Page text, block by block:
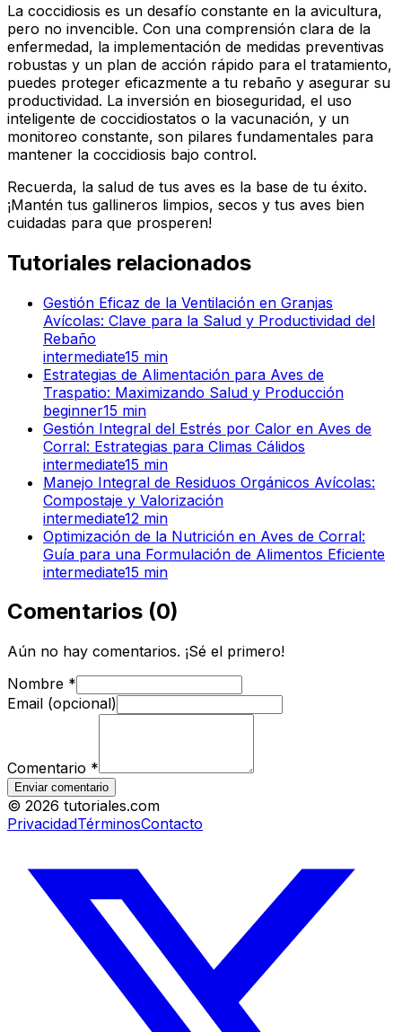
La coccidiosis es un desafío constante en la avicultura,
pero no invencible. Con una comprensión clara de la
enfermedad, la implementación de medidas preventivas
robustas y un plan de acción rápido para el tratamiento,
puedes proteger eficazmente a tu rebaño y asegurar su
productividad. La inversión en bioseguridad, el uso
inteligente de coccidiostatos o la vacunación, y un
monitoreo constante, son pilares fundamentales para
mantener la coccidiosis bajo control.
Recuerda, la salud de tus aves es la base de tu éxito.
¡Mantén tus gallineros limpios, secos y tus aves bien
cuidadas para que prosperen!
Tutoriales relacionados
Gestión Eficaz de la Ventilación en Granjas
Avícolas: Clave para la Salud y Productividad del
Rebaño
intermediate15 min
Estrategias de Alimentación para Aves de
Traspatio: Maximizando Salud y Producción
beginner15 min
Gestión Integral del Estrés por Calor en Aves de
Corral: Estrategias para Climas Cálidos
intermediate15 min
Manejo Integral de Residuos Orgánicos Avícolas:
Compostaje y Valorización
intermediate12 min
Optimización de la Nutrición en Aves de Corral:
Guía para una Formulación de Alimentos Eficiente
intermediate15 min
Comentarios (0)
Aún no hay comentarios. ¡Sé el primero!
Nombre *
Email (opcional)
Comentario *
Enviar comentario
© 2026 tutoriales.com
PrivacidadTérminosContacto